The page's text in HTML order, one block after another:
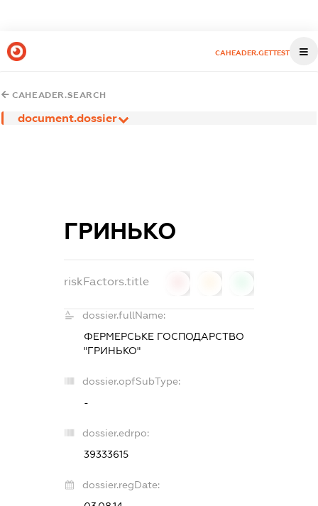
CAHEADER.GETTEST
CAHEADER.SEARCH
document.dossier
ГРИНЬКО
riskFactors.title
dossier.fullName:
ФЕРМЕРСЬКЕ ГОСПОДАРСТВО
"ГРИНЬКО"
dossier.opfSubType:
-
dossier.edrpo:
39333615
dossier.regDate: